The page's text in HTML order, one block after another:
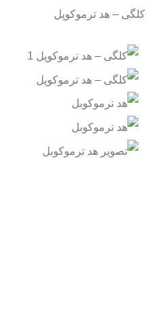
کلگی – هد ترموکوپل